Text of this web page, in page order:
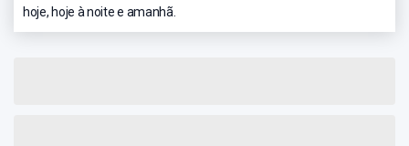
hoje, hoje à noite e amanhã.